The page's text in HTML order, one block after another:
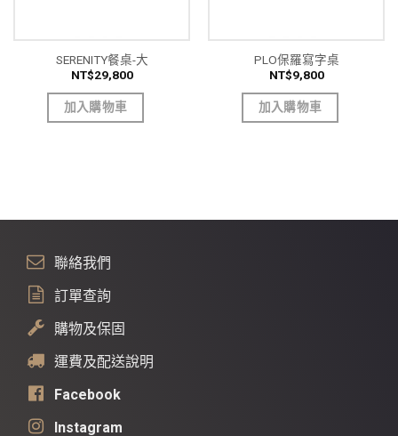
SERENITY餐桌-大
NT$29,800
加入購物車
PLO保羅寫字桌
NT$9,800
加入購物車
聯絡我們
訂單查詢
購物及保固
運費及配送說明
Facebook
Instagram